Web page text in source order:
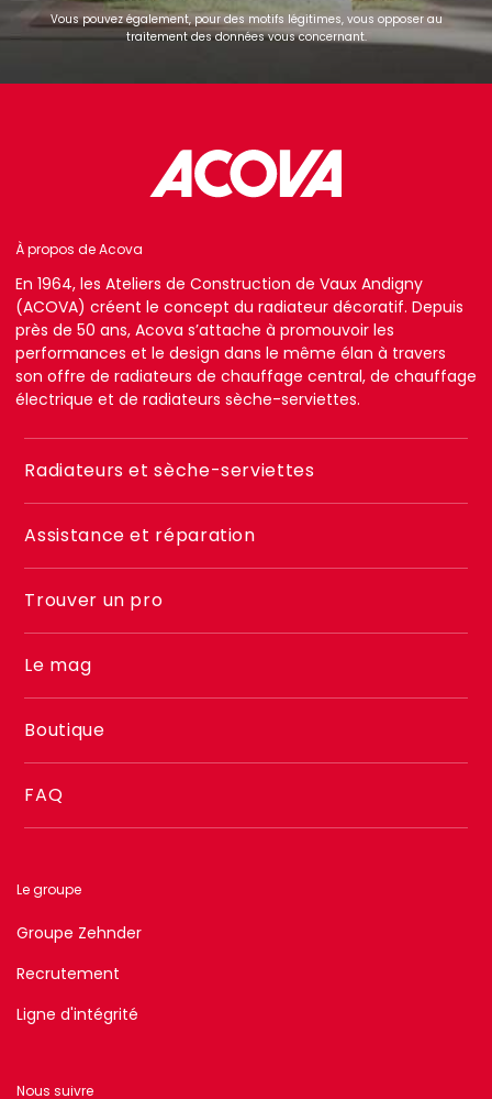
Vous pouvez également, pour des motifs légitimes, vous opposer au
traitement des données vous concernant.
À propos de Acova
En 1964, les Ateliers de Construction de Vaux Andigny
(ACOVA) créent le concept du radiateur décoratif. Depuis
près de 50 ans, Acova s’attache à promouvoir les
performances et le design dans le même élan à travers
son offre de radiateurs de chauffage central, de chauffage
électrique et de radiateurs sèche-serviettes.
Menu
footer
2
Radiateurs et sèche-serviettes
Assistance et réparation
Trouver un pro
Le mag
Boutique
FAQ
Le groupe
Groupe Zehnder
Recrutement
Ligne d'intégrité
Nous suivre